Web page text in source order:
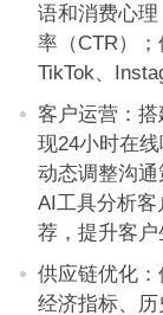
语和消费心
率（CTR）
TikTok、
客户运营：搭
现24小时在
动态调整沟
AI工具分析客
荐，提升客户
供应链优化
经济指标、